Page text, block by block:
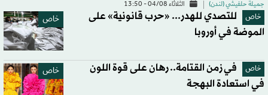
جميلة حلفيشي (لندن) الثلاثاء 04/08 - 13:50
خاص خاص
للتصدي للهدر... «حرب قانونية» على
الموضة في أوروبا
خاص خاص
في زمن القتامة.. رهان على قوة اللون
في استعادة البهجة